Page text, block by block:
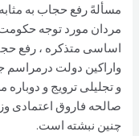
مسألهً رفع حجاب به
مردان مورد توجه حکومت
اساسی متذکره ، رفع
واراکین دولت درمراسم
و تجلیلی ترویج و
صالحه فاروق اعتمادی
چنین نبشته است.